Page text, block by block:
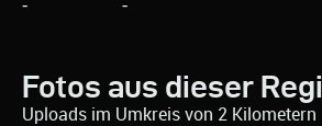
Fotos aus dieser
Uploads im Umkreis von 2 Kilometern